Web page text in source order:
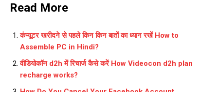
Read More
कंप्यूटर खरीदने से पहले किन किन बातों का ध्यान रखें How to
Assemble PC in Hindi?
वीडियोकॉन d2h में रिचार्ज कैसे करें How Videocon d2h plan
recharge works?